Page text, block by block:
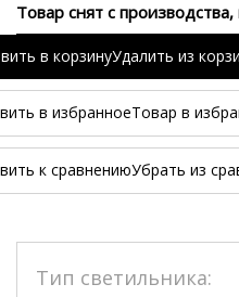
Товар снят с
в корзинуУдалить из
в избранноеТовар в
к сравнениюУбрать из
Тип светильника: